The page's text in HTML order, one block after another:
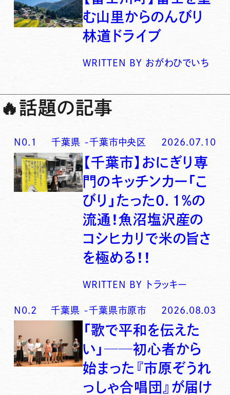
む山里からのんびり
林道ドライブ
WRITTEN BY おがわひでいち
🔥話題の記事
N0. 1 千葉県 -千葉市中央区 2026.07.10
【千葉市】おにぎり専
門のキッチンカー「こ
びり」たった0．1％の
流通！魚沼塩沢産の
コシヒカリで米の旨さ
を極める！！
WRITTEN BY トラッキー
N0. 2 千葉県 -千葉県市原市 2026.08.03
「歌で平和を伝えた
い」──初心者から
始まった『市原ぞうれ
っしゃ合唱団』が届け